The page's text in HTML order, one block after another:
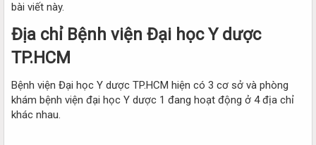
bài viết này.
Địa chỉ Bệnh viện Đại học Y dược
TP.HCM​
Bệnh viện Đại học Y dược TP.HCM hiện có 3 cơ sở và phòng
khám bệnh viện đại học Y dược 1 đang hoạt động ở 4 địa chỉ
khác nhau.